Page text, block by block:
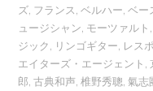
ズ, フランス,ベルハー,ベー
ュージシャン, モーツァルト
ジック, リンゴギター, レス
エイターズ・エージェント ,
郎,古典和声,椎野秀聰,氣志